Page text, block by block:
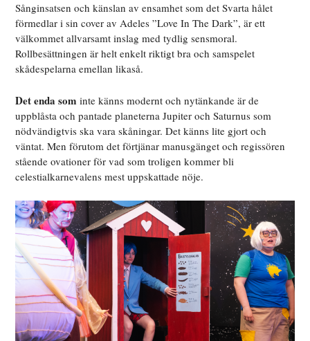
Sånginsatsen och känslan av ensamhet som det Svarta hålet
förmedlar i sin cover av Adeles ”Love In The Dark”, är ett
välkommet allvarsamt inslag med tydlig sensmoral.
Rollbesättningen är helt enkelt riktigt bra och samspelet
skådespelarna emellan likaså.
Det enda som inte känns modernt och nytänkande är de
uppblåsta och pantade planeterna Jupiter och Saturnus som
nödvändigtvis ska vara skåningar. Det känns lite gjort och
väntat. Men förutom det förtjänar manusgänget och regissören
stående ovationer för vad som troligen kommer bli
celestialkarnevalens mest uppskattade nöje.